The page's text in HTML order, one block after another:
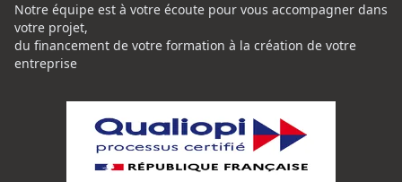
Notre équipe est à votre écoute pour vous accompagner dans
votre projet,
du financement de votre formation à la création de votre
entreprise